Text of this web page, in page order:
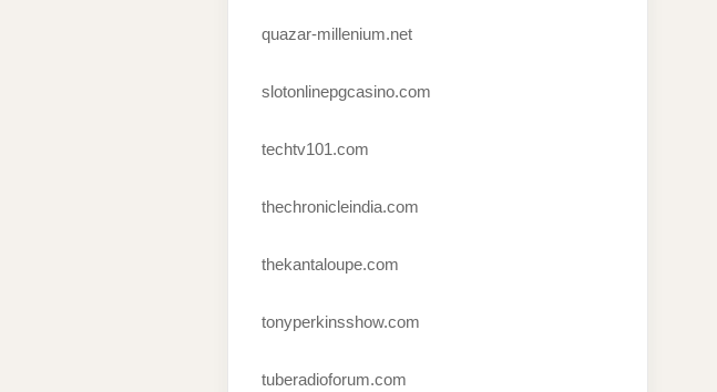
quazar-millenium.net
slotonlinepgcasino.com
techtv101.com
thechronicleindia.com
thekantaloupe.com
tonyperkinsshow.com
tuberadioforum.com